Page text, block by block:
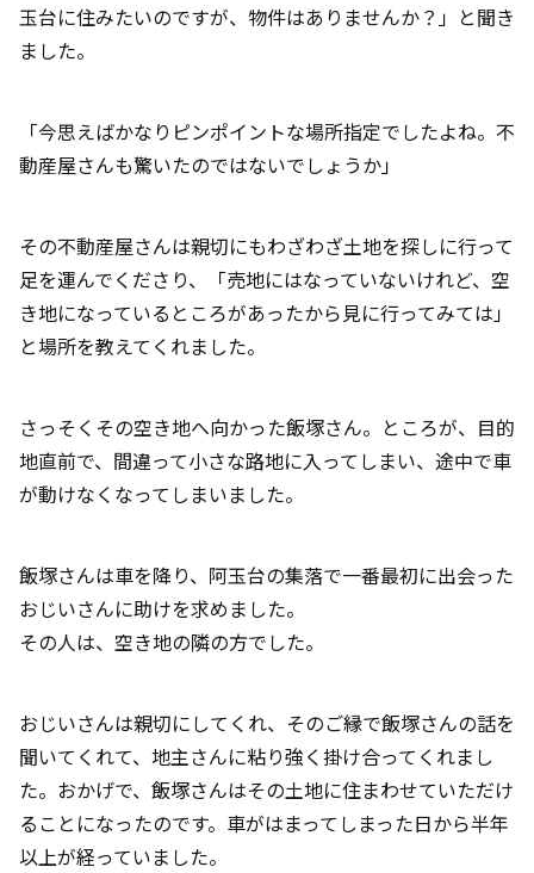
玉台に住みたいのですが、物件はありませんか？」と聞き
ました。
「今思えばかなりピンポイントな場所指定でしたよね。不
動産屋さんも驚いたのではないでしょうか」
その不動産屋さんは親切にもわざわざ土地を探しに行って
足を運んでくださり、「売地にはなっていないけれど、空
き地になっているところがあったから見に行ってみては」
と場所を教えてくれました。
さっそくその空き地へ向かった飯塚さん。ところが、目的
地直前で、間違って小さな路地に入ってしまい、途中で車
が動けなくなってしまいました。
飯塚さんは車を降り、阿玉台の集落で一番最初に出会った
おじいさんに助けを求めました。
その人は、空き地の隣の方でした。
おじいさんは親切にしてくれ、そのご縁で飯塚さんの話を
聞いてくれて、地主さんに粘り強く掛け合ってくれまし
た。おかげで、飯塚さんはその土地に住まわせていただけ
ることになったのです。車がはまってしまった日から半年
以上が経っていました。